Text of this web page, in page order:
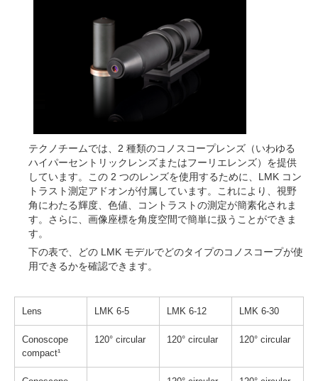
テクノチームでは、2 種類のコノスコープレンズ（いわゆる
ハイパーセントリックレンズまたはフーリエレンズ）を提供
しています。この 2 つのレンズを使用するために、LMK コン
トラスト測定アドオンが付属しています。これにより、視野
角にわたる輝度、色値、コントラストの測定が簡素化されま
す。さらに、画像座標を角度空間で簡単に扱うことができま
す。
下の表で、どの LMK モデルでどのタイプのコノスコープが使
用できるかを確認できます。
Lens LMK 6-5 LMK 6-12 LMK 6-30
Conoscope
compact¹
120° circular 120° circular 120° circular